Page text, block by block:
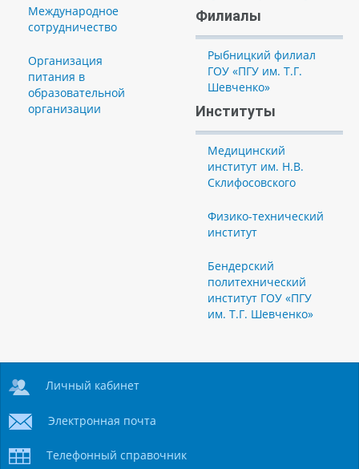
Международное
сотрудничество
Организация
питания в
образовательной
организации
Филиалы
Рыбницкий филиал
ГОУ «ПГУ им. Т.Г.
Шевченко»
Институты
Медицинский
институт им. Н.В.
Склифосовского
Физико-технический
институт
Бендерский
политехнический
институт ГОУ «ПГУ
им. Т.Г. Шевченко»
Личный кабинет
Электронная почта
Телефонный справочник